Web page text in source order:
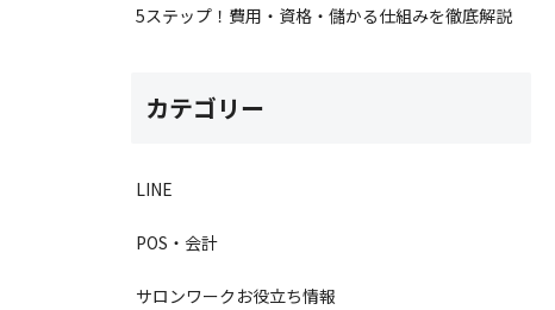
5ステップ！費用・資格・儲かる仕組みを徹底解説
カテゴリー
LINE
POS・会計
サロンワークお役立ち情報